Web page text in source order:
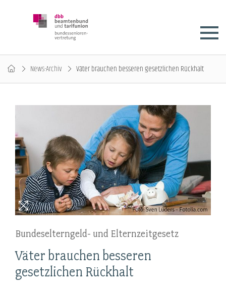
News-Archiv Väter brauchen besseren gesetzlichen Rückhalt
Bundeselterngeld- und Elternzeitgesetz
Väter brauchen besseren
gesetzlichen Rückhalt